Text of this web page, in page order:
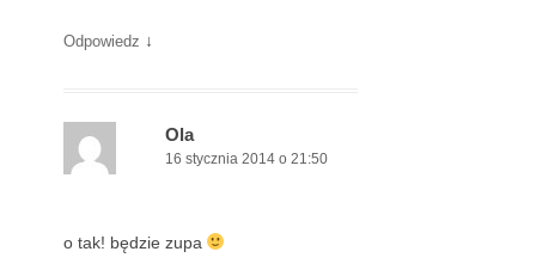
Odpowiedz ↓
Ola
16 stycznia 2014 o 21:50
o tak! będzie zupa